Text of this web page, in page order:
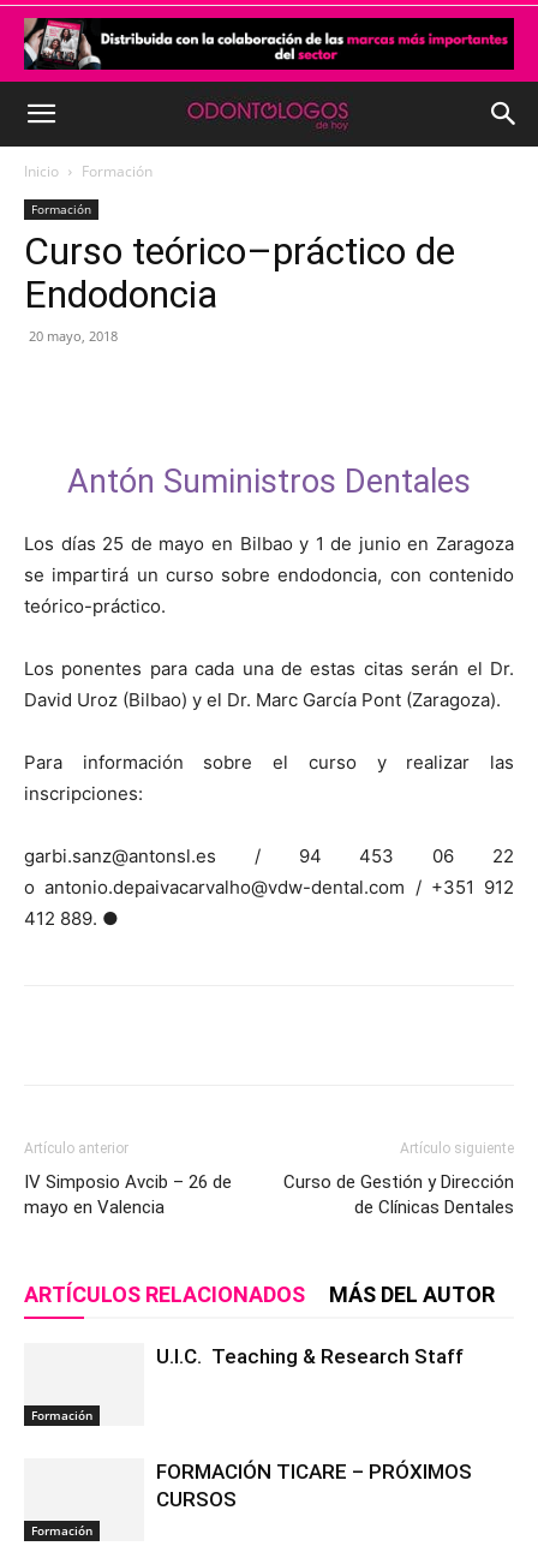
Inicio Formación
Formación
Curso teórico–práctico de
Endodoncia
20 mayo, 2018
Antón Suministros Dentales
Los días 25 de mayo en Bilbao y 1 de junio en Zaragoza
se impartirá un curso sobre endodoncia, con contenido
teórico-práctico.
Los ponentes para cada una de estas citas serán el Dr.
David Uroz (Bilbao) y el Dr. Marc García Pont (Zaragoza).
Para información sobre el curso y realizar las
inscripciones:
garbi.sanz@antonsl.es / 94 453 06 22
o antonio.depaivacarvalho@vdw-dental.com / +351 912
412 889. ●
Artículo anterior
IV Simposio Avcib – 26 de
mayo en Valencia
Artículo siguiente
Curso de Gestión y Dirección
de Clínicas Dentales
ARTÍCULOS RELACIONADOS MÁS DEL AUTOR
Formación
U.I.C. Teaching & Research Staff
Formación
FORMACIÓN TICARE – PRÓXIMOS
CURSOS